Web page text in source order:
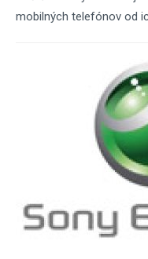
mobilných telefónov od